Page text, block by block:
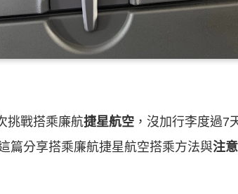
挑戰搭乘廉航捷星航空，沒加行李度過7
篇分享搭乘廉航捷星航空搭乘方法與注